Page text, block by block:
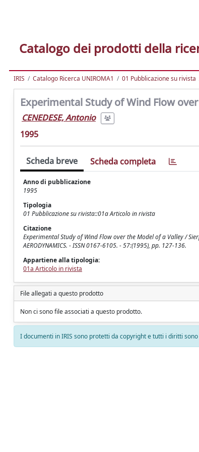
Catalogo dei prodotti della
IRIS Catalogo Ricerca UNIROMA1 01 Pubblicazione su rivista
Experimental Study of Wind Flow
CENEDESE, Antonio
1995
Scheda breve Scheda completa
Anno di pubblicazione
1995
Tipologia
01 Pubblicazione su rivista::01a Articolo in rivista
Citazione
Experimental Study of Wind Flow over the Model of a Valley /
AERODYNAMICS. - ISSN 0167-6105. - 57:(1995), pp. 127-136.
Appartiene alla tipologia:
01a Articolo in rivista
File allegati a questo prodotto
Non ci sono file associati a questo prodotto.
I documenti in IRIS sono protetti da copyright e tutti i diritti